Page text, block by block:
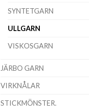
SYNTETGARN
ULLGARN
VISKOSGARN
JÄRBO GARN
VIRKNÅLAR
STICKMÖNSTER.